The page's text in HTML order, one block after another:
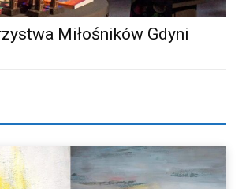
Miłośników Gdyni